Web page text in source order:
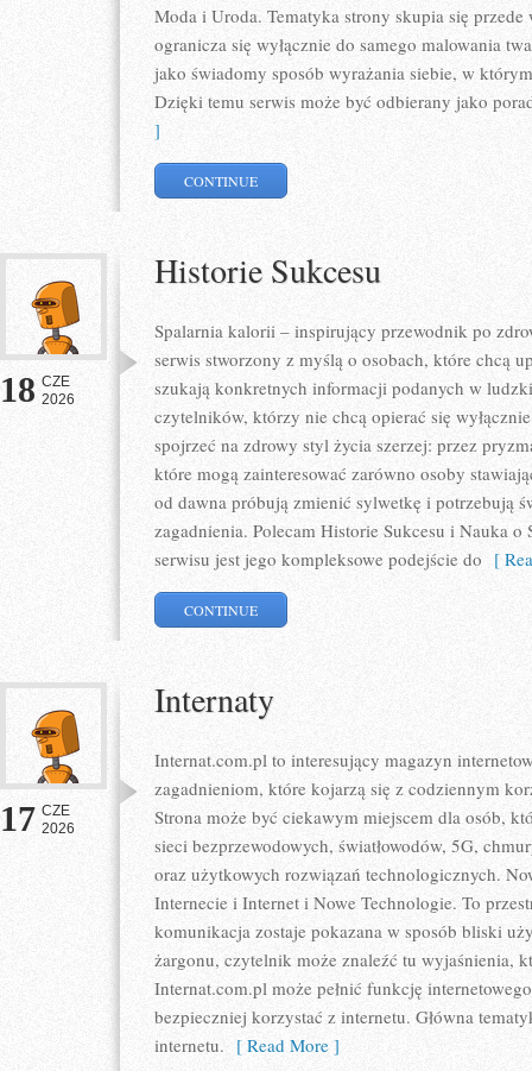
Moda i Uroda. Tematyka strony skupia się
ogranicza się wyłącznie do samego malowania
jako świadomy sposób wyrażania siebie, w
Dzięki temu serwis może być odbierany jako
]
CONTINUE
18 CZE
2026
Historie Sukcesu
Spalarnia kalorii – inspirujący przewodnik po
serwis stworzony z myślą o osobach, które chcą
szukają konkretnych informacji podanych w
czytelników, którzy nie chcą opierać się
spojrzeć na zdrowy styl życia szerzej: przez
które mogą zainteresować zarówno osoby
od dawna próbują zmienić sylwetkę i potrzebują
zagadnienia. Polecam Historie Sukcesu i Nauka
serwisu jest jego kompleksowe podejście do [
CONTINUE
17 CZE
2026
Internaty
Internat.com.pl to interesujący magazyn
zagadnieniom, które kojarzą się z codziennym
Strona może być ciekawym miejscem dla osób,
sieci bezprzewodowych, światłowodów, 5G,
oraz użytkowych rozwiązań technologicznych.
Internecie i Internet i Nowe Technologie. To
komunikacja zostaje pokazana w sposób bliski
żargonu, czytelnik może znaleźć tu wyjaśnienia,
Internat.com.pl może pełnić funkcję
bezpieczniej korzystać z internetu. Główna
internetu. [ Read More ]